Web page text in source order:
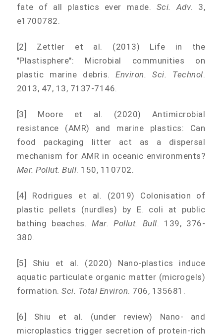
fate of all plastics ever made. Sci. Adv . 3,
e1700782.
[2] Zettler et al. (2013) Life in the
"Plastisphere": Microbial communities on
plastic marine debris.Environ. Sci. Technol
2013, 47, 13, 7137-7146.
[3] Moore et al. (2020) Antimicrobial
resistance (AMR) and marine plastics: Can
food packaging litter act as a dispersal
mechanism for AMR in oceanic environments?
Mar. Pollut. Bull . 150, 110702.
[4] Rodrigues et al. (2019) Colonisation of
plastic pellets (nurdles) by E. coli at public
bathing beaches.
Mar. Pollut. Bull . 139, 376-
380.
[5] Shiu et al. (2020) Nano-plastics induce
aquatic particulate organic matter (microgels)
formation. Sci. Total Environ . 706, 135681.
[6] Shiu et al. (under review) Nano- and
microplastics trigger secretion of protein-rich